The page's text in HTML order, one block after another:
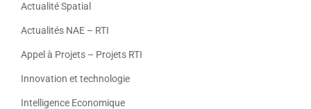
Actualité Spatial
Actualités NAE – RTI
Appel à Projets – Projets RTI
Innovation et technologie
Intelligence Economique